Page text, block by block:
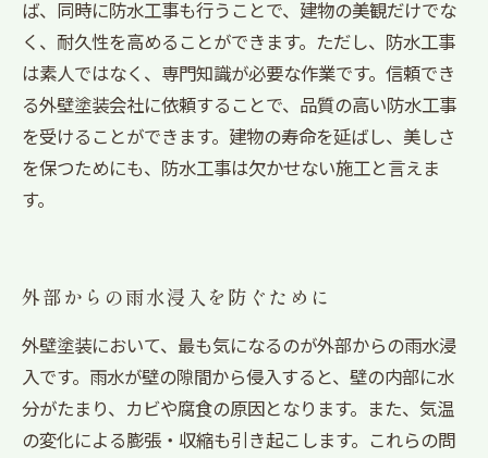
ば、同時に防水工事も行うことで、建物の美観だけでな
く、耐久性を高めることができます。ただし、防水工事
は素人ではなく、専門知識が必要な作業です。信頼でき
る外壁塗装会社に依頼することで、品質の高い防水工事
を受けることができます。建物の寿命を延ばし、美しさ
を保つためにも、防水工事は欠かせない施工と言えま
す。
外部からの雨水浸入を防ぐために
外壁塗装において、最も気になるのが外部からの雨水浸
入です。雨水が壁の隙間から侵入すると、壁の内部に水
分がたまり、カビや腐食の原因となります。また、気温
の変化による膨張・収縮も引き起こします。これらの問